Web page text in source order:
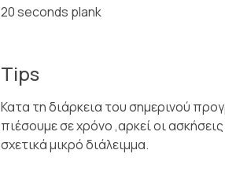
20 seconds plank
Tips
Κατα τη διάρκεια του σημερινού
πιέσουμε σε χρόνο ,αρκεί οι
σχετικά μικρό διάλειμμα.